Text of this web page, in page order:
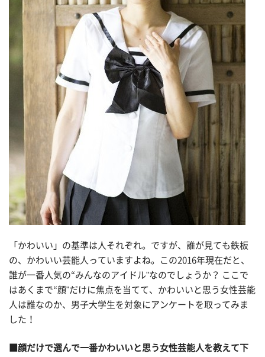
「かわいい」の基準は人それぞれ。ですが、誰が見ても鉄板
の、かわいい芸能人っていますよね。この2016年現在だと、
誰が一番人気の“みんなのアイドル"なのでしょうか？ ここで
はあくまで“顔"だけに焦点を当てて、かわいいと思う女性芸能
人は誰なのか、男子大学生を対象にアンケートを取ってみま
した！
■顔だけで選んで一番かわいいと思う女性芸能人を教えて下